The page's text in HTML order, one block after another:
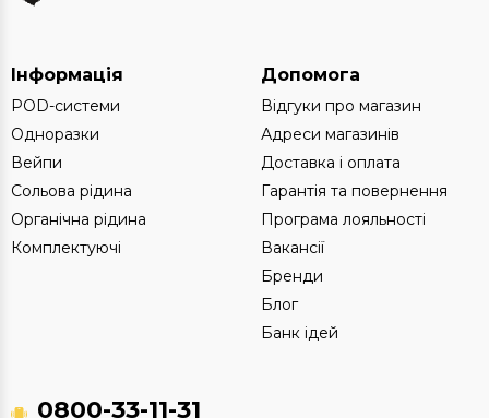
Інформація
POD-системи
Одноразки
Вейпи
Сольова рідина
Органічна рідина
Комплектуючі
Допомога
Відгуки про магазин
Адреси магазинів
Доставка і оплата
Гарантія та повернення
Програма лояльності
Вакансії
Бренди
Блог
Банк ідей
0800-33-11-31